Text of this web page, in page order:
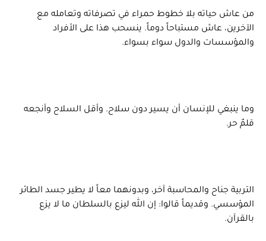
من عاش حياته بلا خطوط حمراء في تصرفاته وتعامله مع
الآخرين، عاش مستباحاً دوماً. ينسحب هذا على الأفراد
والمؤسسات والدول سواء بسواء.
وما ينبغي للإنسان أن يسير دون سلاح. وأقل السلاح وأنجعه
قلمٌ حر.
التربية جناح والمحاسبة آخر، وبدونهما معاً لا يطير جسد الطائر
المؤسسي. وقديماً قالوا: إن الله ليزع بالسلطان ما لا يزع
بالقرآن.